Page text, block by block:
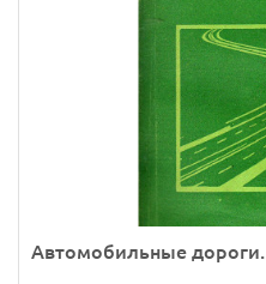
Автомобильные дороги.